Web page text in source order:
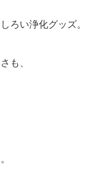
ろい浄化グッズ。
も、